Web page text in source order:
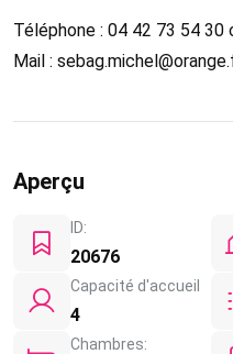
Téléphone : 04 42 73 54 30
Mail :
Aperçu
ID:
20676
Capacité d'accueil
4
Chambres: